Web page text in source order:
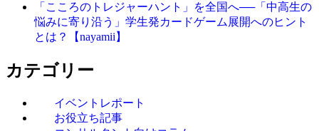
「こころのトレジャーハント」を全国へ──「中高生の
悩みに寄り沿う」学生発カードゲーム展開へのヒント
とは？【nayamii】
カテゴリー
イベントレポート
お役立ち記事